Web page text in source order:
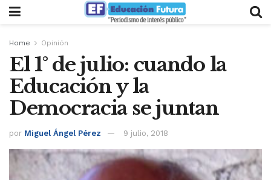
Home Opinión
El 1° de julio: cuando la
Educación y la
Democracia se juntan
por Miguel Ángel Pérez 9 julio, 2018